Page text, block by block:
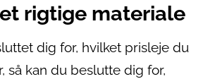
rigtige materiale
dig for, hvilket prisleje du
så kan du beslutte dig for,